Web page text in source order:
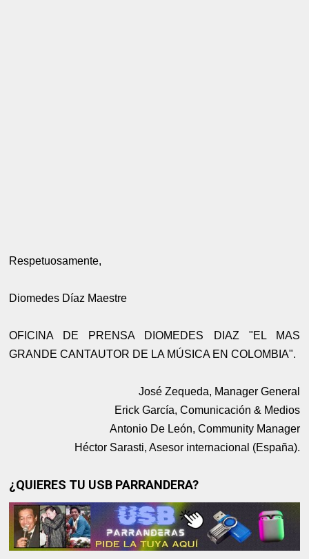
Respetuosamente,
Diomedes Díaz Maestre
OFICINA DE PRENSA DIOMEDES DIAZ "EL MAS
GRANDE CANTAUTOR DE LA MÚSICA EN COLOMBIA".
José Zequeda, Manager General
Erick García, Comunicación & Medios
Antonio De León, Community Manager
Héctor Sarasti, Asesor internacional (España).
¿QUIERES TU USB PARRANDERA?